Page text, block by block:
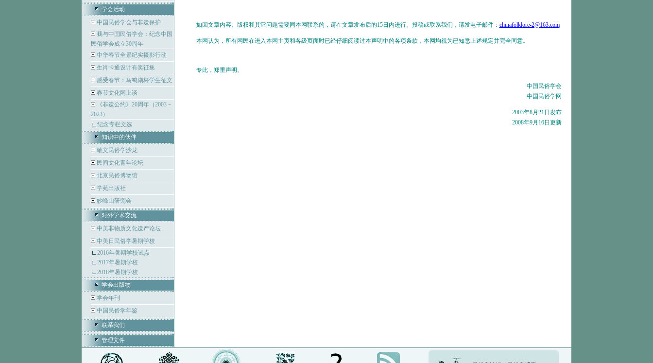
学会活动
中国民俗学会与非遗保护
我与中国民俗学会：纪念中国
民俗学会成立30周年
中华春节全景纪实摄影行动
生肖卡通设计有奖征集
感受春节：马鸣湖杯学生征文
春节文化网上谈
《非遗公约》20周年（2003－
2023）
纪念专栏文选
知识中的伙伴
敬文民俗学沙龙
民间文化青年论坛
北京民俗博物馆
学苑出版社
妙峰山研究会
对外学术交流
中美非物质文化遗产论坛
中美日民俗学暑期学校
2016年暑期学校试点
2017年暑期学校
2018年暑期学校
学会出版物
学会年刊
中国民俗学年鉴
联系我们
管理文件
如因文章内容、版权和其它问题需要同本网联系的，请在文章发布后的15日内进行。投稿或联系我们，请发电子邮件： chinafolklore-2@163.com
本网认为，所有网民在进入本网主页和各级页面时已经仔细阅读过本声明中的各项条款，本网均视为已知悉上述规定并完全同意。
专此，郑重声明。
中国民俗学会
中国民俗学网
2003年8月21日发布
2008年9月16日更新